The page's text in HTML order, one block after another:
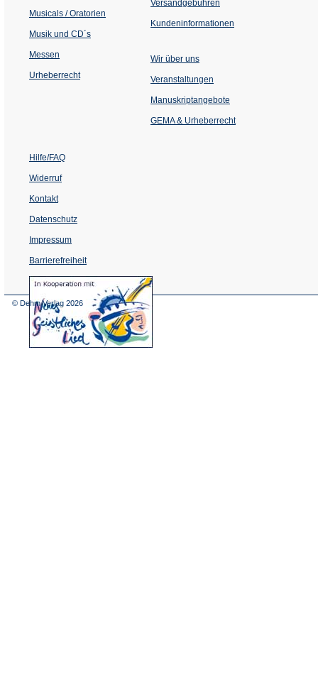
Musicals / Oratorien
Musik und CD´s
Messen
Urheberrecht
Versandgebühren
Kundeninformationen
Wir über uns
Veranstaltungen
einem
Tab)
Manuskriptangebote
GEMA & Urheberrecht
Hilfe/FAQ
Widerruf
Kontakt
Datenschutz
Impressum
Barrierefreiheit
(Öffnet
in
© Dehm Verlag 2026